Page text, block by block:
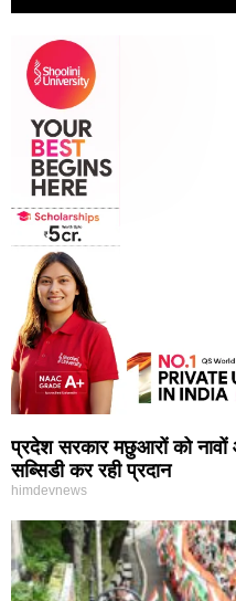
प्रदेश सरकार मछुआरों को
सब्सिडी कर रही प्रदान
himdevnews